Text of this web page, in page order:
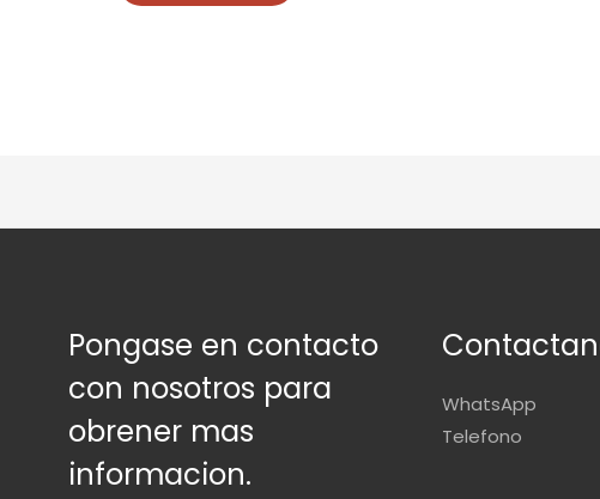
Pongase en contacto
con nosotros para
obrener mas
informacion.
WhatsApp
Telefono